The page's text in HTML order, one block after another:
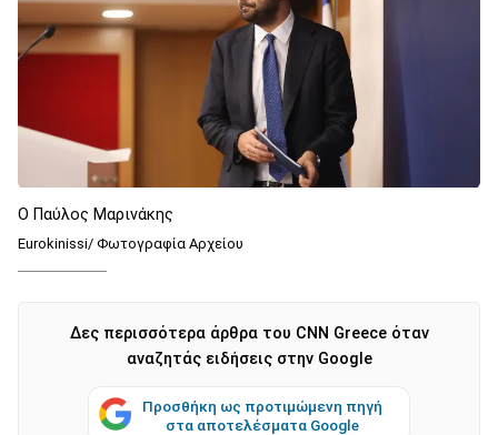
Ο Παύλος Μαρινάκης
Eurokinissi/ Φωτογραφία Αρχείου
Δες περισσότερα άρθρα του CNN Greece όταν
αναζητάς ειδήσεις στην Google
Προσθήκη ως προτιμώμενη πηγή
στα αποτελέσματα Google